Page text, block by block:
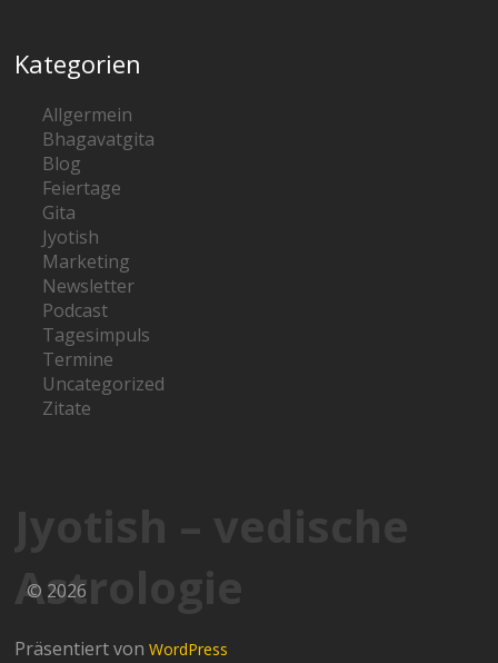
Kategorien
Allgermein
Bhagavatgita
Blog
Feiertage
Gita
Jyotish
Marketing
Newsletter
Podcast
Tagesimpuls
Termine
Uncategorized
Zitate
Jyotish – vedische
Astrologie
© 2026
Präsentiert vonWordPress